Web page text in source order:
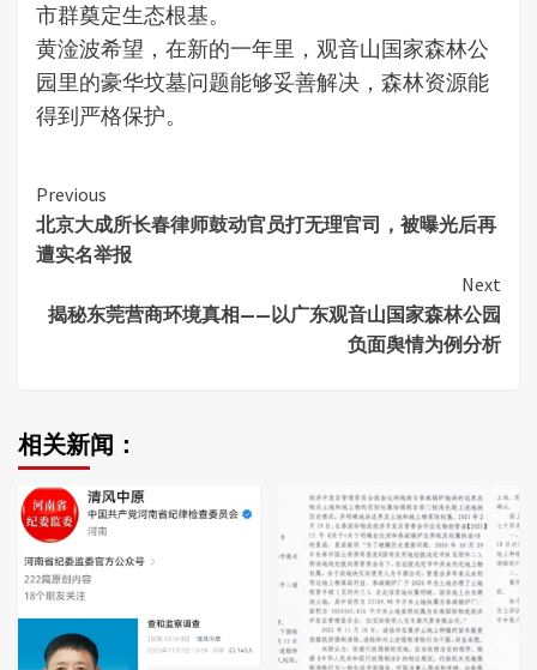
市群奠定生态根基。
黄淦波希望，在新的一年里，观音山国家森林公
园里的豪华坟墓问题能够妥善解决，森林资源能
得到严格保护。
Continue
Reading
Previous
北京大成所长春律师鼓动官员打无理官司，被曝光后再
遭实名举报
Next
揭秘东莞营商环境真相——以广东观音山国家森林公园
负面舆情为例分析
相关新闻：